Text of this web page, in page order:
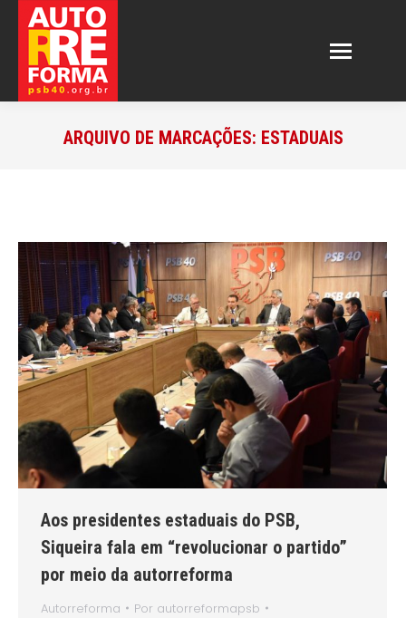
ARQUIVO DE MARCAÇÕES: ESTADUAIS
Aos presidentes estaduais do PSB,
Siqueira fala em “revolucionar o partido”
por meio da autorreforma
Autorreforma Por autorreformapsb